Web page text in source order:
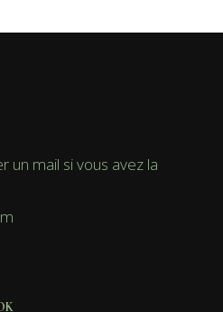
un mail si vous avez la